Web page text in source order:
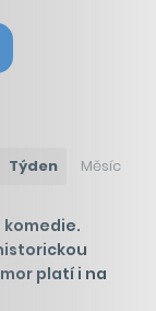
Týden Měsíc
komedie.
platí i na